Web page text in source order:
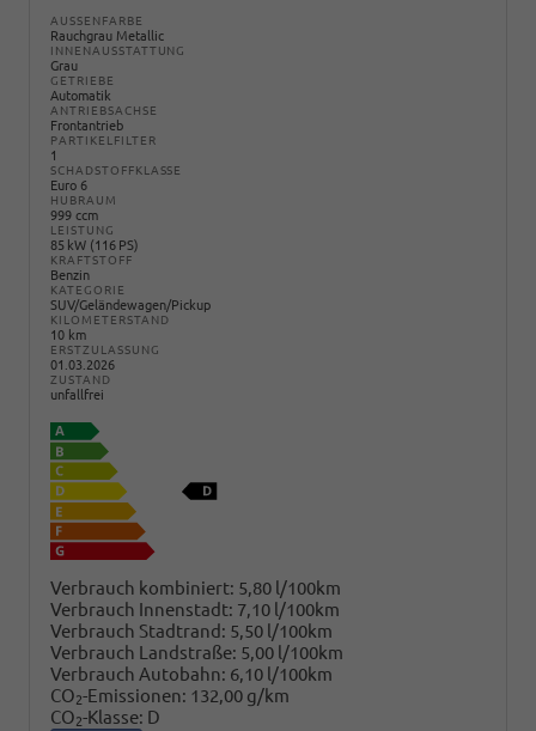
AUSSENFARBE
Rauchgrau Metallic
INNENAUSSTATTUNG
Grau
GETRIEBE
Automatik
ANTRIEBSACHSE
Frontantrieb
PARTIKELFILTER
1
SCHADSTOFFKLASSE
Euro 6
HUBRAUM
999 ccm
LEISTUNG
85 kW (116 PS)
KRAFTSTOFF
Benzin
KATEGORIE
SUV/Geländewagen/Pickup
KILOMETERSTAND
10 km
ERSTZULASSUNG
01.03.2026
ZUSTAND
unfallfrei
Verbrauch kombiniert: 5,80 l/100km
Verbrauch Innenstadt: 7,10 l/100km
Verbrauch Stadtrand: 5,50 l/100km
Verbrauch Landstraße: 5,00 l/100km
Verbrauch Autobahn: 6,10 l/100km
CO2-Emissionen: 132,00 g/km
CO2-Klasse: D